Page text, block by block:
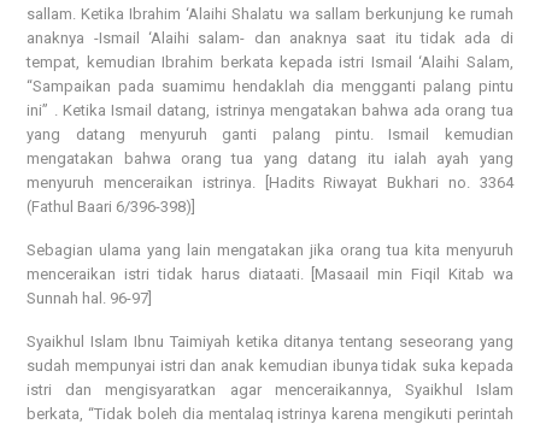
sallam. Ketika Ibrahim ‘Alaihi Shalatu wa sallam berkunjung ke rumah
anaknya -Ismail ‘Alaihi salam- dan anaknya saat itu tidak ada di
tempat, kemudian Ibrahim berkata kepada istri Ismail ‘Alaihi Salam,
“Sampaikan pada suamimu hendaklah dia mengganti palang pintu
ini” . Ketika Ismail datang, istrinya mengatakan bahwa ada orang tua
yang datang menyuruh ganti palang pintu. Ismail kemudian
mengatakan bahwa orang tua yang datang itu ialah ayah yang
menyuruh menceraikan istrinya. [Hadits Riwayat Bukhari no. 3364
(Fathul Baari 6/396-398)]
Sebagian ulama yang lain mengatakan jika orang tua kita menyuruh
menceraikan istri tidak harus diataati. [Masaail min Fiqil Kitab wa
Sunnah hal. 96-97]
Syaikhul Islam Ibnu Taimiyah ketika ditanya tentang seseorang yang
sudah mempunyai istri dan anak kemudian ibunya tidak suka kepada
istri dan mengisyaratkan agar menceraikannya, Syaikhul Islam
berkata, “Tidak boleh dia mentalaq istrinya karena mengikuti perintah